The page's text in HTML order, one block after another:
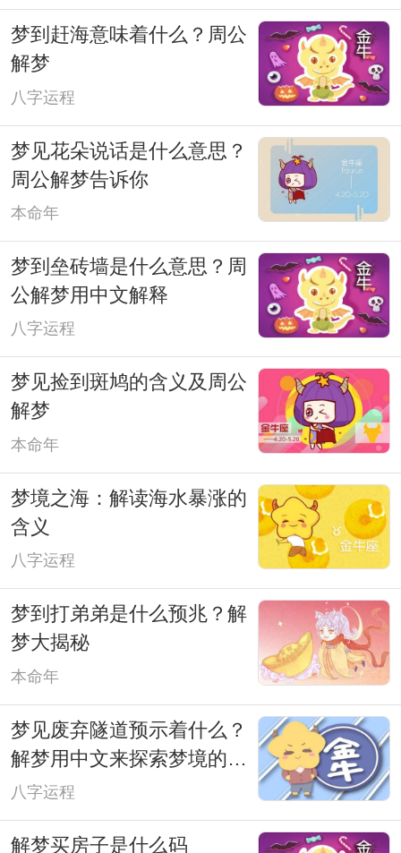
梦到赶海意味着什么？周公
解梦
八字运程
梦见花朵说话是什么意思？
周公解梦告诉你
本命年
梦到垒砖墙是什么意思？周
公解梦用中文解释
八字运程
梦见捡到斑鸠的含义及周公
解梦
本命年
梦境之海：解读海水暴涨的
含义
八字运程
梦到打弟弟是什么预兆？解
梦大揭秘
本命年
梦见废弃隧道预示着什么？
解梦用中文来探索梦境的奥
秘
八字运程
解梦买房子是什么码